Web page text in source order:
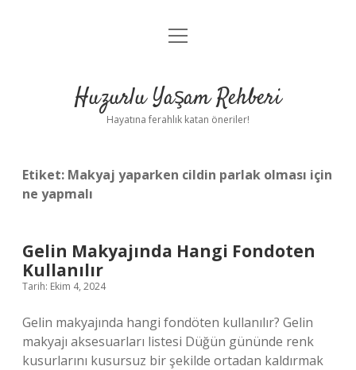
Anasayfa
Yasal Uyarı
menüyü
Huzurlu Yaşam Rehberi
Hayatına ferahlık katan öneriler!
Etiket: Makyaj yaparken cildin parlak olması için
ne yapmalı
Gelin Makyajında Hangi Fondoten
Kullanılır
Tarih: Ekim 4, 2024
Gelin makyajında hangi fondöten kullanılır? Gelin
makyajı aksesuarları listesi Düğün gününde renk
kusurlarını kusursuz bir şekilde ortadan kaldırmak